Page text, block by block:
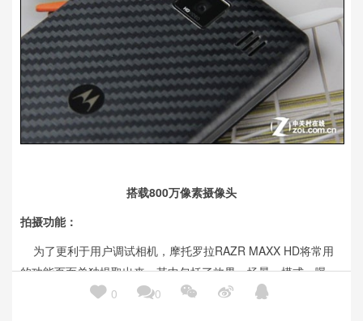
搭载800万像素摄像头
拍摄功能：
为了更利于用户调试相机，摩托罗拉RAZR MAXX HD将常用
的功能页面单独提取出来，其中包括了效果、场景、模式、曝
光、闪光灯的设置，另外一点需要注意的是，我们无法任意切换
 0 0   